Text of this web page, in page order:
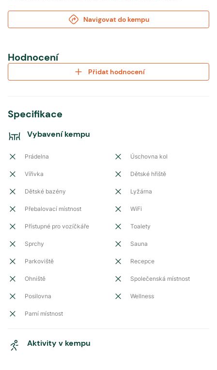
Navigovat do kempu
Hodnocení
Přidat hodnocení
Specifikace
Vybavení kempu
Prádelna Úschovna kol
Vířivka Dětské hřiště
Dětské bazény Lyžárna
Přebalovací místnost WiFi
Přístupné pro vozíčkáře Toalety
Sprchy Sauna
Parkoviště Recepce
Ohniště Společenská místnost
Posilovna Wellness
Parní místnost
Aktivity v kempu